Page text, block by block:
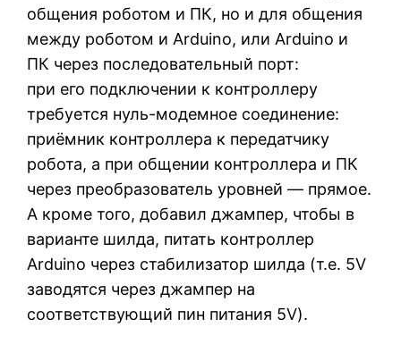
общения роботом и ПК, но и для общения
между роботом и Arduino, или Arduino и
ПК через последовательный порт:
при его подключении к контроллеру
требуется нуль-модемное соединение:
приёмник контроллера к передатчику
робота, а при общении контроллера и ПК
через преобразователь уровней — прямое.
А кроме того, добавил джампер, чтобы в
варианте шилда, питать контроллер
Arduino через стабилизатор шилда (т.е. 5V
заводятся через джампер на
соответствующий пин питания 5V).